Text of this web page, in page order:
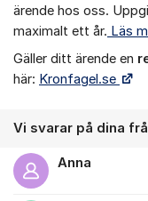
ärende hos oss.
maximalt ett år. Läs
Gäller ditt ärende en r
här: Kronfagel.se
Vi svarar på dina
Anna